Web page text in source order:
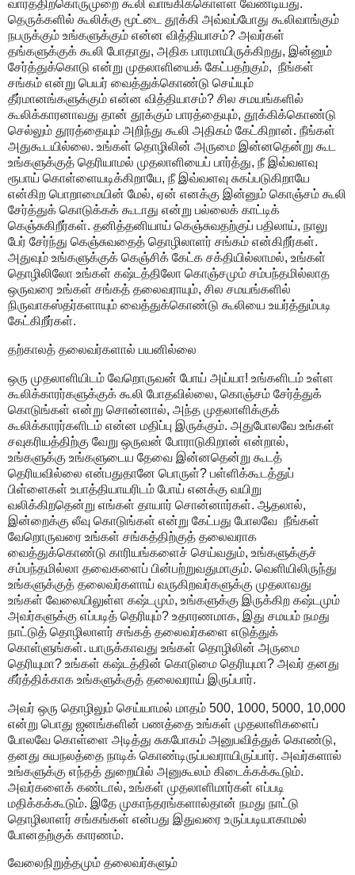
வாரத்திற்கொருமுறை கூலி வாங்கிக்கொள்ள வேண்டியது.
தெருக்களில் கூலிக்கு மூட்டை தூக்கி அவ்வப்போது கூலிவாங்கும்
நபருக்கும் உங்களுக்கும் என்ன வித்தியாசம்? அவர்கள்
தங்களுக்குக் கூலி போதாது, அதிக பாரமாயிருக்கிறது, இன்னும்
சேர்த்துக்கொடு என்று முதலாளியைக் கேட்பதற்கும், நீங்கள்
சங்கம் என்று பெயர் வைத்துக்கொண்டு செய்யும்
தீர்மானங்களுக்கும் என்ன வித்தியாசம்? சில சமயங்களில்
கூலிக்காரனாவது தான் தூக்கும் பாரத்தையும், தூக்கிக்கொண்டு
செல்லும் தூரத்தையும் அறிந்து கூலி அதிகம் கேட்கிறான். நீங்கள்
அதுகூடயில்லை. உங்கள் தொழிலின் அருமை இன்னதென்று கூட
உங்களுக்குத் தெரியாமல் முதலாளியைப் பார்த்து, நீ இவ்வளவு
ரூபாய் கொள்ளையடிக்கிறாயே, நீ இவ்வளவு சுகப்படுகிறாயே
என்கிற பொறாமையின் மேல், ஏன் எனக்கு இன்னும் கொஞ்சம் கூலி
சேர்த்துக் கொடுக்கக் கூடாது என்று பல்லைக் காட்டிக்
கெஞ்சுகிறீர்கள். தனித்தனியாய் கெஞ்சுவதற்குப் பதிலாய், நாலு
பேர் சேர்ந்து கெஞ்சுவதைத் தொழிலாளர் சங்கம் என்கிறீர்கள்.
அதுவும் உங்களுக்குக் கெஞ்சிக் கேட்க சக்தியில்லாமல், உங்கள்
தொழிலிலோ உங்கள் கஷ்டத்திலோ கொஞ்சமும் சம்பந்தமில்லாத
ஒருவரை உங்கள் சங்கத் தலைவராயும், சில சமயங்களில்
நிருவாகஸ்தர்களாயும் வைத்துக்கொண்டு கூலியை உயர்த்தும்படி
கேட்கிறீர்கள்.
தற்காலத் தலைவர்களால் பயனில்லை
ஒரு முதலாளியிடம் வேறொருவன் போய் அய்யா! உங்களிடம் உள்ள
கூலிக்காரர்களுக்குக் கூலி போதவில்லை, கொஞ்சம் சேர்த்துக்
கொடுங்கள் என்று சொன்னால், அந்த முதலாளிக்குக்
கூலிக்காரர்களிடம் என்ன மதிப்பு இருக்கும். அதுபோலவே உங்கள்
சவுகரியத்திற்கு வேறு ஒருவன் போராடுகிறான் என்றால்,
உங்களுக்கு உங்களுடைய தேவை இன்னதென்று கூடத்
தெரியவில்லை என்பதுதானே பொருள்? பள்ளிக்கூடத்துப்
பிள்ளைகள் உபாத்தியாயரிடம் போய் எனக்கு வயிறு
வலிக்கிறதென்று எங்கள் தாயார் சொன்னார்கள். ஆதலால்,
இன்றைக்கு லீவு கொடுங்கள் என்று கேட்பது போலவே நீங்கள்
வேறொருவரை உங்கள் சங்கத்திற்குத் தலைவராக
வைத்துக்கொண்டு காரியங்களைச் செய்வதும், உங்களுக்குச்
சம்பந்தமில்லா தவைகளைப் பின்பற்றுவதுமாகும். வெளியிலிருந்து
உங்களுக்குத் தலைவர்களாய் வருகிறவர்களுக்கு முதலாவது
உங்கள் வேலையிலுள்ள கஷ்டமும், உங்களுக்கு இருக்கிற கஷ்டமும்
அவர்களுக்கு எப்படித் தெரியும்? உதாரணமாக, இது சமயம் நமது
நாட்டுத் தொழிலாளர் சங்கத் தலைவர்களை எடுத்துக்
கொள்ளுங்கள். யாருக்காவது உங்கள் தொழிலின் அருமை
தெரியுமா? உங்கள் கஷ்டத்தின் கொடுமை தெரியுமா? அவர் தனது
கீர்த்திக்காக உங்களுக்குத் தலைவராய் இருப்பார்.
அவர் ஒரு தொழிலும் செய்யாமல் மாதம் 500, 1000, 5000, 10,000
என்று பொது ஜனங்களின் பணத்தை உங்கள் முதலாளிகளைப்
போலவே கொள்ளை அடித்து சுகபோகம் அனுபவித்துக் கொண்டு,
தனது சுயநலத்தை நாடிக் கொண்டிருப்பவராயிருப்பார். அவர்களால்
உங்களுக்கு எந்தத் துறையில் அனுகூலம் கிடைக்கக்கூடும்.
அவர்களைக் கண்டால், உங்கள் முதலாளிமார்கள் எப்படி
மதிக்கக்கூடும். இதே முகாந்தரங்களால்தான் நமது நாட்டு
தொழிலாளர் சங்கங்கள் என்பது இதுவரை உருப்படியாகாமல்
போனதற்குக் காரணம்.
வேலைநிறுத்தமும் தலைவர்களும்